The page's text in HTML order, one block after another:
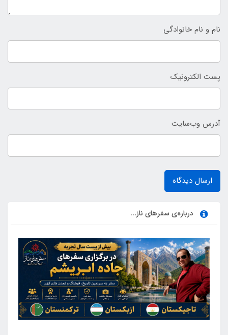
نام و نام خانوادگی
پست الکترونیک
آدرس وب‌سایت
ارسال دیدگاه
درباره‌ی سفرهای ناز...